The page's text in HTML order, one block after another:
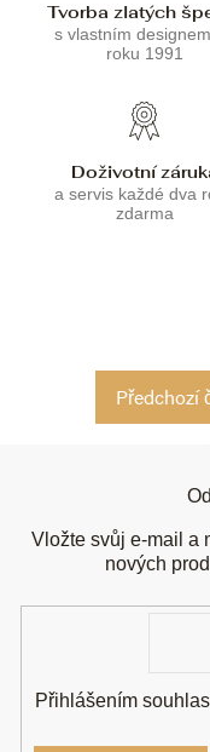
Tvorba zlatých
s vlastním
roku 1991
Doživotní
a servis každé dva
zdarma
Předchozí
Vložte svůj e-mail a
nových
Přihlášením